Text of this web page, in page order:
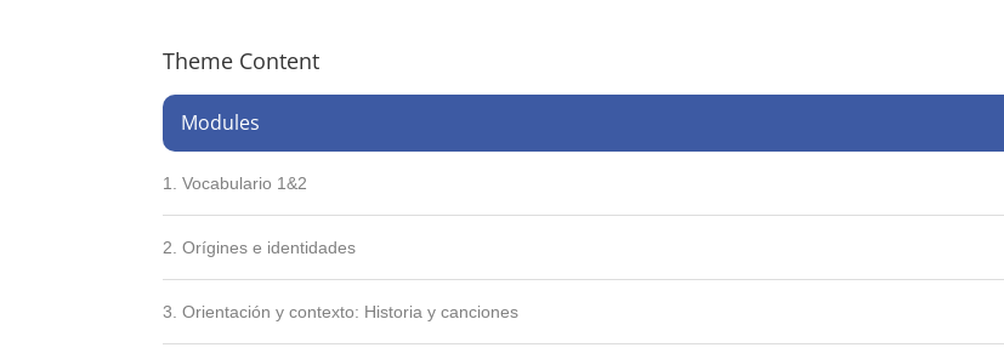
Theme Content
Modules
1. Vocabulario 1&2
2. Orígines e identidades
3. Orientación y contexto: Historia y canciones